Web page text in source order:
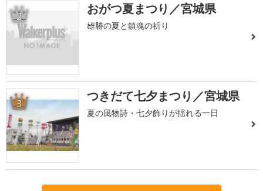
2 おがつ夏まつり／宮城県
雄勝の夏と鎮魂の祈り
3 つきだて七夕まつり／宮城県
夏の風物詩・七夕飾りが揺れる一日